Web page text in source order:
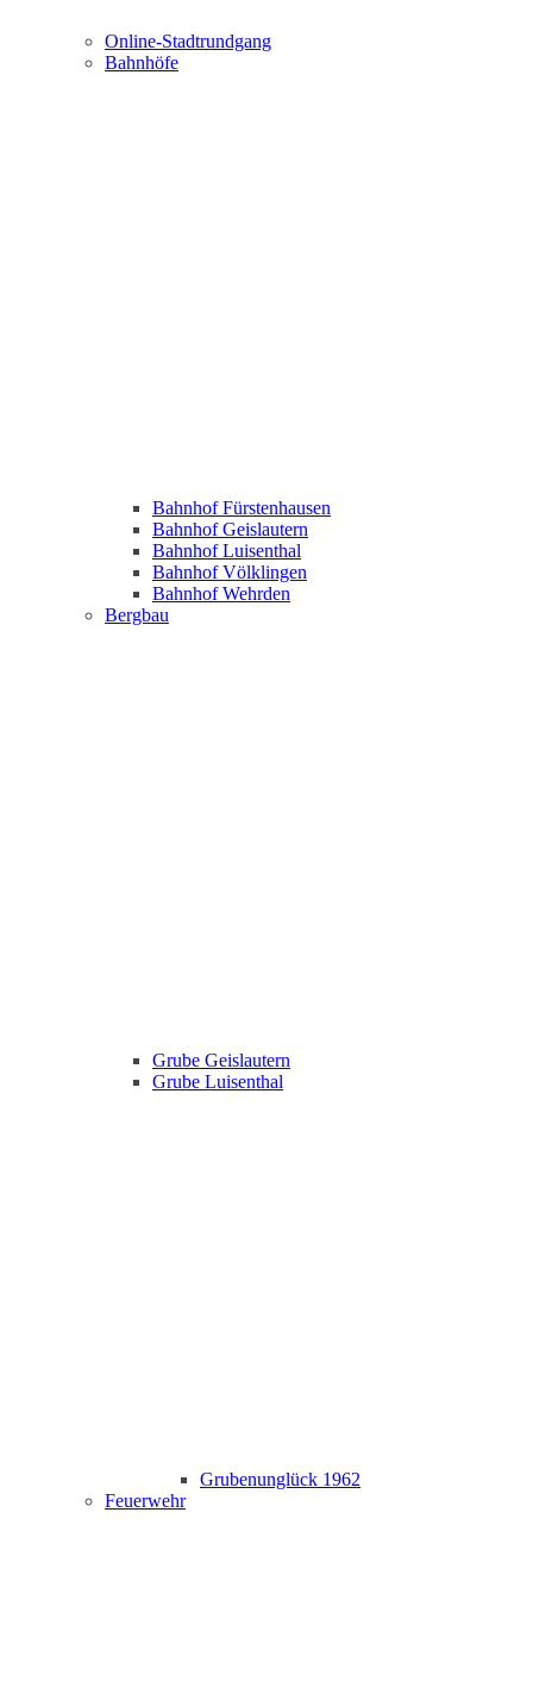
Online-Stadtrundgang
Bahnhöfe
Bahnhof Fürstenhausen
Bahnhof Geislautern
Bahnhof Luisenthal
Bahnhof Völklingen
Bahnhof Wehrden
Bergbau
Grube Geislautern
Grube Luisenthal
Grubenunglück 1962
Feuerwehr